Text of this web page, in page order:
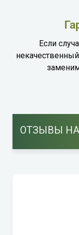
Если
ОТЗЫВЫ